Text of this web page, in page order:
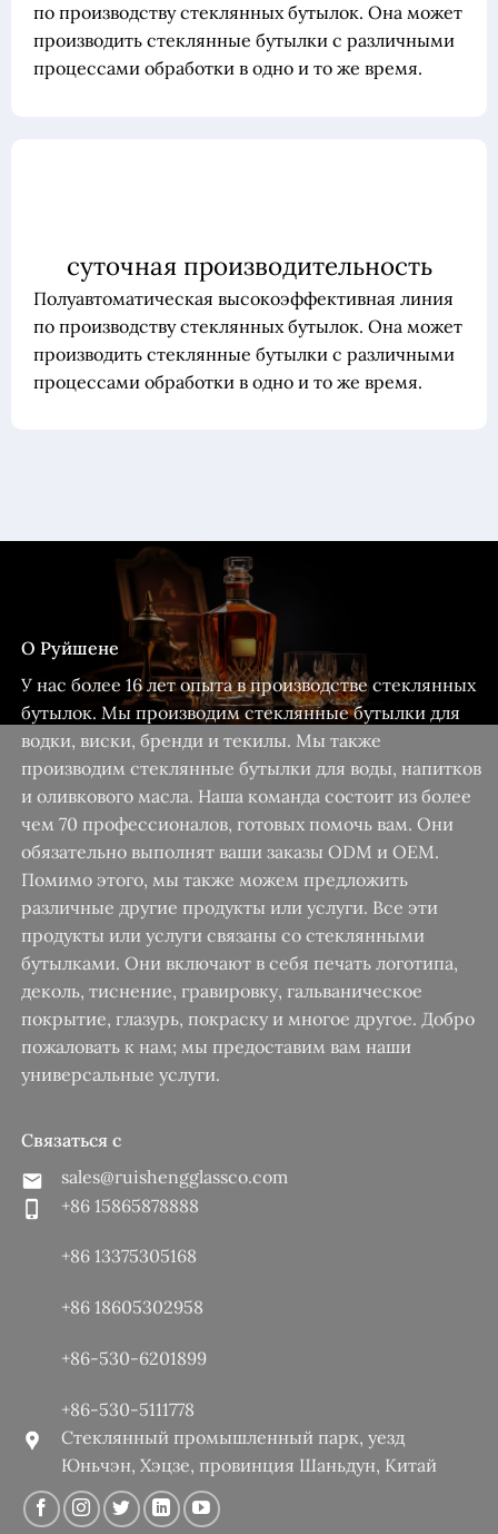
по производству стеклянных бутылок. Она может
производить стеклянные бутылки с различными
процессами обработки в одно и то же время.
суточная производительность
Полуавтоматическая высокоэффективная линия
по производству стеклянных бутылок. Она может
производить стеклянные бутылки с различными
процессами обработки в одно и то же время.
О Руйшене
У нас более 16 лет опыта в производстве стеклянных
бутылок. Мы производим стеклянные бутылки для
водки, виски, бренди и текилы. Мы также
производим стеклянные бутылки для воды, напитков
и оливкового масла. Наша команда состоит из более
чем 70 профессионалов, готовых помочь вам. Они
обязательно выполнят ваши заказы ODM и OEM.
Помимо этого, мы также можем предложить
различные другие продукты или услуги. Все эти
продукты или услуги связаны со стеклянными
бутылками. Они включают в себя печать логотипа,
деколь, тиснение, гравировку, гальваническое
покрытие, глазурь, покраску и многое другое. Добро
пожаловать к нам; мы предоставим вам наши
универсальные услуги.
Связаться с
sales@ruishengglassco.com
+86 15865878888
+86 13375305168
+86 18605302958
+86-530-6201899
+86-530-5111778
Стеклянный промышленный парк, уезд
Юньчэн, Хэцзе, провинция Шаньдун, Китай